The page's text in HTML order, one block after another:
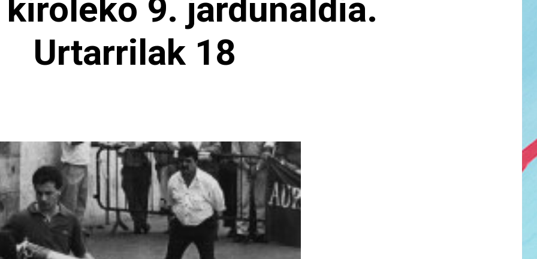
kiroleko 9. jardunaldia.
Urtarrilak 18